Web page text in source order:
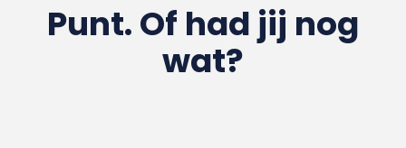
Punt. Of had jij nog
wat?